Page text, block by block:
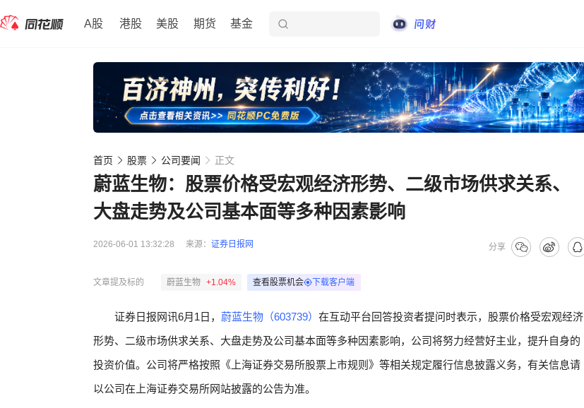
A股 港股 美股 期货 基金
首页 股票 公司要闻 正文
蔚蓝生物：股票价格受宏观经济形势、二级市场供求关系、
大盘走势及公司基本面等多种因素影响
2026-06-01 13:32:28 来源： 证券日报网 分享
文章提及标的 蔚蓝生物 +1.04% 查看股票机会 下载客户端
证券日报网讯6月1日， 蔚蓝生物（603739） 在互动平台回答投资者提问时表示，股票价格受宏观经济
形势、二级市场供求关系、大盘走势及公司基本面等多种因素影响，公司将努力经营好主业，提升自身的
投资价值。公司将严格按照《上海证券交易所股票上市规则》等相关规定履行信息披露义务，有关信息请
以公司在上海证券交易所网站披露的公告为准。